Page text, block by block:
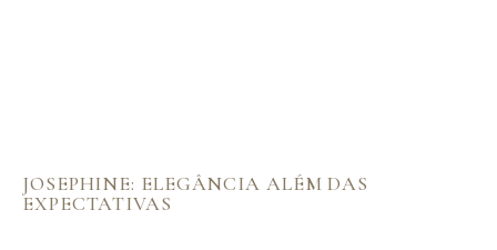
JOSEPHINE: ELEGÂNCIA ALÉM DAS
EXPECTATIVAS